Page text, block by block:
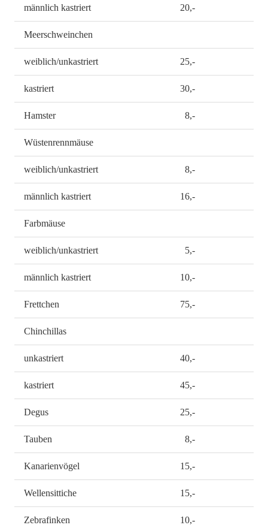
männlich kastriert 20,-
Meerschweinchen
weiblich/unkastriert 25,-
kastriert 30,-
Hamster 8,-
Wüstenrennmäuse
weiblich/unkastriert 8,-
männlich kastriert 16,-
Farbmäuse
weiblich/unkastriert 5,-
männlich kastriert 10,-
Frettchen 75,-
Chinchillas
unkastriert 40,-
kastriert 45,-
Degus 25,-
Tauben 8,-
Kanarienvögel 15,-
Wellensittiche 15,-
Zebrafinken 10,-